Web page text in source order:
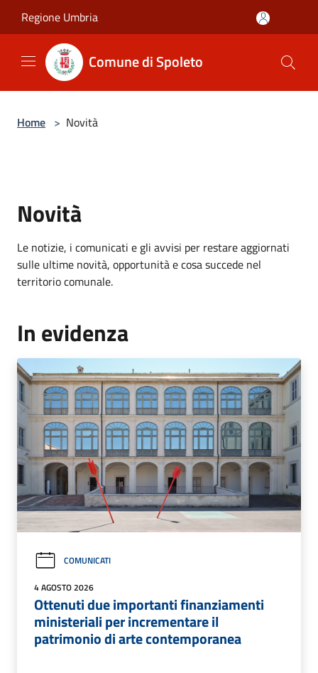
Regione Umbria
Comune di Spoleto
Home > Novità
Novità
Le notizie, i comunicati e gli avvisi per restare aggiornati
sulle ultime novità, opportunità e cosa succede nel
territorio comunale.
In evidenza
COMUNICATI
4 AGOSTO 2026
Ottenuti due importanti finanziamenti
ministeriali per incrementare il
patrimonio di arte contemporanea